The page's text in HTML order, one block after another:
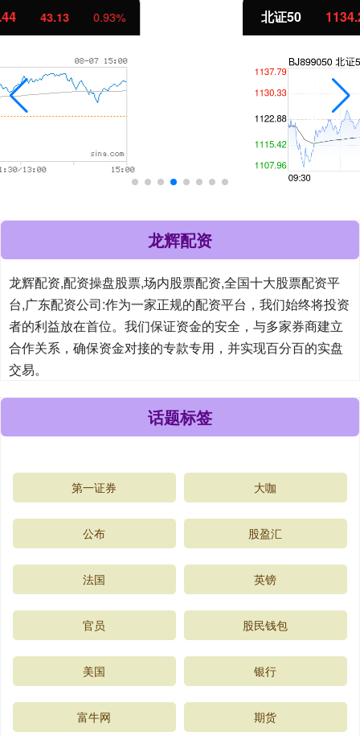
北证50 1.01%
龙辉配资
龙辉配资,配资操盘股票,场内股票配资,全国十大股票配资平
台,广东配资公司:作为一家正规的配资平台，我们始终将投资
者的利益放在首位。我们保证资金的安全，与多家券商建立
合作关系，确保资金对接的专款专用，并实现百分百的实盘
交易。
话题标签
第一证券 大咖
公布 股盈汇
法国 英镑
官员 股民钱包
美国 银行
富牛网 期货